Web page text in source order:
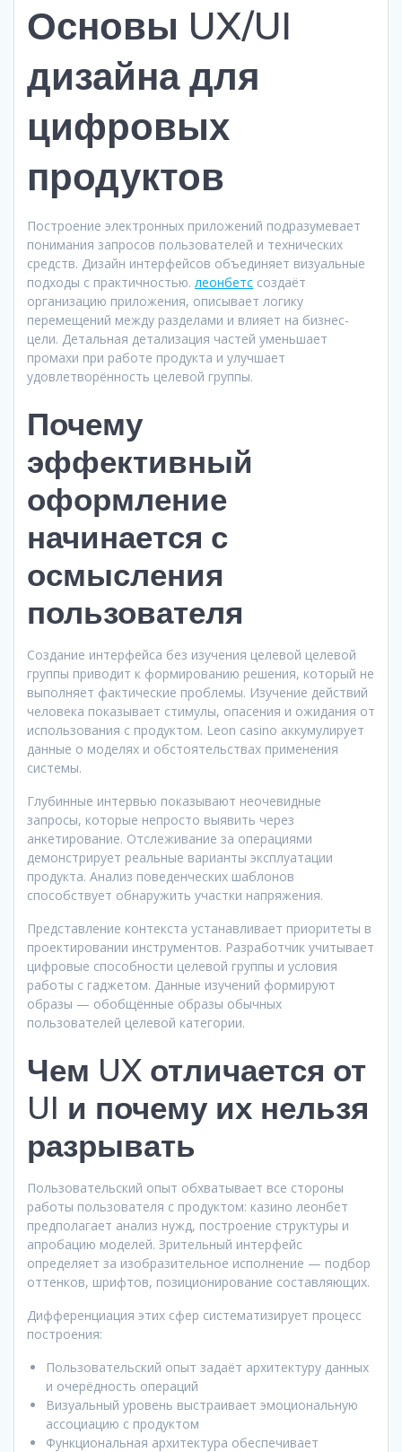
Основы UX/UI
дизайна для
цифровых
продуктов
Построение электронных приложений подразумевает
понимания запросов пользователей и технических
средств. Дизайн интерфейсов объединяет визуальные
подходы с практичностью. леонбетс создаёт
организацию приложения, описывает логику
перемещений между разделами и влияет на бизнес-
цели. Детальная детализация частей уменьшает
промахи при работе продукта и улучшает
удовлетворённость целевой группы.
Почему
эффективный
оформление
начинается с
осмысления
пользователя
Создание интерфейса без изучения целевой целевой
группы приводит к формированию решения, который не
выполняет фактические проблемы. Изучение действий
человека показывает стимулы, опасения и ожидания от
использования с продуктом. Leon casino аккумулирует
данные о моделях и обстоятельствах применения
системы.
Глубинные интервью показывают неочевидные
запросы, которые непросто выявить через
анкетирование. Отслеживание за операциями
демонстрирует реальные варианты эксплуатации
продукта. Анализ поведенческих шаблонов
способствует обнаружить участки напряжения.
Представление контекста устанавливает приоритеты в
проектировании инструментов. Разработчик учитывает
цифровые способности целевой группы и условия
работы с гаджетом. Данные изучений формируют
образы — обобщённые образы обычных
пользователей целевой категории.
Чем UX отличается от
UI и почему их нельзя
разрывать
Пользовательский опыт обхватывает все стороны
работы пользователя с продуктом: казино леонбет
предполагает анализ нужд, построение структуры и
апробацию моделей. Зрительный интерфейс
определяет за изобразительное исполнение — подбор
оттенков, шрифтов, позиционирование составляющих.
Дифференциация этих сфер систематизирует процесс
построения:
Пользовательский опыт задаёт архитектуру данных
и очерёдность операций
Визуальный уровень выстраивает эмоциональную
ассоциацию с продуктом
Функциональная архитектура обеспечивает